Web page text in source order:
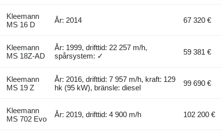
Kleemann
MS 16 D
År: 2014 67 320 €
Kleemann
MS 18Z-AD
År: 1999, drifttid: 22 257 m/h,
spårsystem: ✓
59 381 €
Kleemann
MS 19 Z
År: 2016, drifttid: 7 957 m/h, kraft: 129
hk (95 kW), bränsle: diesel
99 690 €
Kleemann
MS 702 Evo
År: 2019, drifttid: 4 900 m/h 102 200 €